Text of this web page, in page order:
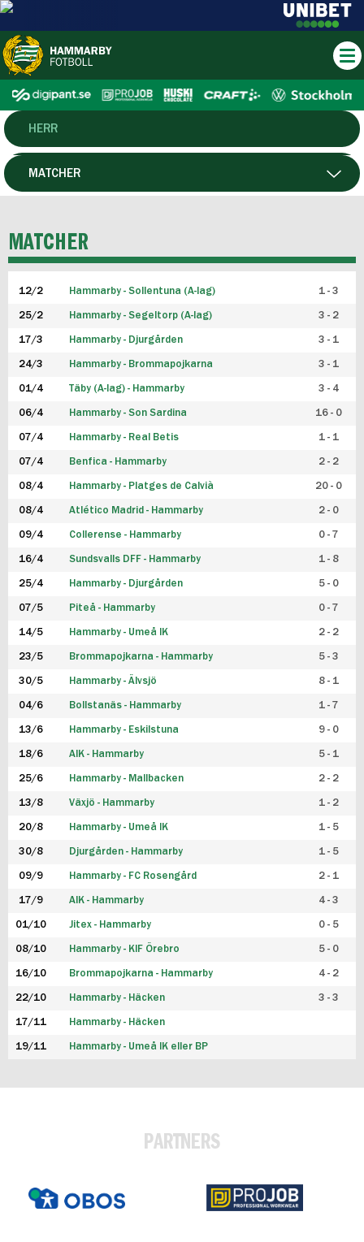
HERR
DAM
P19
F19
FUTSAL HERR
FUTSAL DAM
MATCHER
MATCHER
12/2 Hammarby - Sollentuna (A-lag) 1 - 3
25/2 Hammarby - Segeltorp (A-lag) 3 - 2
17/3 Hammarby - Djurgården 3 - 1
24/3 Hammarby - Brommapojkarna 3 - 1
01/4 Täby (A-lag) - Hammarby 3 - 4
06/4 Hammarby - Son Sardina 16 - 0
07/4 Hammarby - Real Betis 1 - 1
07/4 Benfica - Hammarby 2 - 2
08/4 Hammarby - Platges de Calvià 20 - 0
08/4 Atlético Madrid - Hammarby 2 - 0
09/4 Collerense - Hammarby 0 - 7
16/4 Sundsvalls DFF - Hammarby 1 - 8
25/4 Hammarby - Djurgården 5 - 0
07/5 Piteå - Hammarby 0 - 7
14/5 Hammarby - Umeå IK 2 - 2
23/5 Brommapojkarna - Hammarby 5 - 3
30/5 Hammarby - Älvsjö 8 - 1
04/6 Bollstanäs - Hammarby 1 - 7
13/6 Hammarby - Eskilstuna 9 - 0
18/6 AIK - Hammarby 5 - 1
25/6 Hammarby - Mallbacken 2 - 2
13/8 Växjö - Hammarby 1 - 2
20/8 Hammarby - Umeå IK 1 - 5
30/8 Djurgården - Hammarby 1 - 5
09/9 Hammarby - FC Rosengård 2 - 1
17/9 AIK - Hammarby 4 - 3
01/10 Jitex - Hammarby 0 - 5
08/10 Hammarby - KIF Örebro 5 - 0
16/10 Brommapojkarna - Hammarby 4 - 2
22/10 Hammarby - Häcken 3 - 3
17/11 Hammarby - Häcken
19/11 Hammarby - Umeå IK eller BP
PARTNERS